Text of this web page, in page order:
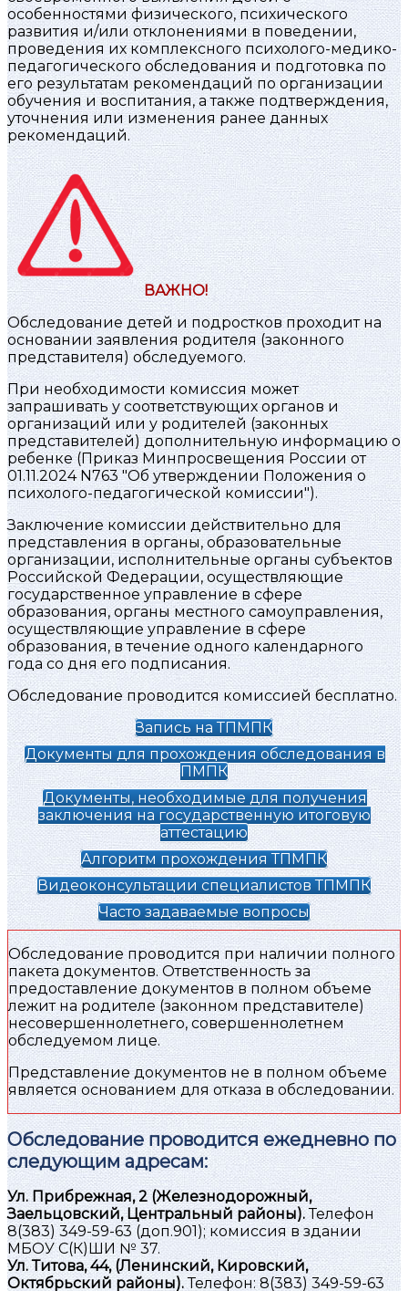
особенностями физического, психического
развития и/или отклонениями в поведении,
проведения их комплексного психолого-медико-
педагогического обследования и подготовка по
его результатам рекомендаций по организации
обучения и воспитания, а также подтверждения,
уточнения или изменения ранее данных
рекомендаций.
ВАЖНО!
Обследование детей и подростков проходит на
основании заявления родителя (законного
представителя) обследуемого.
При необходимости комиссия может
запрашивать у соответствующих органов и
организаций или у родителей (законных
представителей) дополнительную информацию о
ребенке (Приказ Минпросвещения России от
01.11.2024 N763 "Об утверждении Положения о
психолого-педагогической комиссии").
Заключение комиссии действительно для
представления в органы, образовательные
организации, исполнительные органы субъектов
Российской Федерации, осуществляющие
государственное управление в сфере
образования, органы местного самоуправления,
осуществляющие управление в сфере
образования, в течение одного календарного
года со дня его подписания.
Обследование проводится комиссией бесплатно.
Запись на ТПМПК
Документы для прохождения обследования в
ПМПК
Документы, необходимые для получения
заключения на государственную итоговую
аттестацию
Алгоритм прохождения ТПМПК
Видеоконсультации специалистов ТПМПК
Часто задаваемые вопросы
Обследование проводится при наличии полного
пакета документов. Ответственность за
предоставление документов в полном объеме
лежит на родителе (законном представителе)
несовершеннолетнего, совершеннолетнем
обследуемом лице.
Представление документов не в полном объеме
является основанием для отказа в обследовании.
Обследование проводится ежедневно по
следующим адресам:
Ул. Прибрежная, 2 (Железнодорожный,
Заельцовский, Центральный районы).Телефон
8(383) 349-59-63 (доп.901); комиссия в здании
МБОУ С(К)ШИ № 37.
Ул. Титова, 44, (Ленинский, Кировский,
Октябрьский районы).Телефон: 8(383) 349-59-63